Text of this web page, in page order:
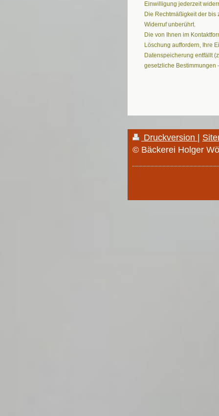
Einwilligung jederzeit
Die Rechtmäßigkeit der
Widerruf unberührt.
Die von Ihnen im
Löschung auffordern, Ihre
Datenspeicherung entfällt
gesetzliche Bestimmungen
Druckversion
© Bäckerei Holger